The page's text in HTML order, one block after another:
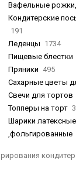
Вафельные
Кондитерские
191
Леденцы 1734
Пищевые блестки
Пряники 495
Сахарные цветы
Свечи для тортов
Топперы на торт
Шарики латексные
,фольгированные